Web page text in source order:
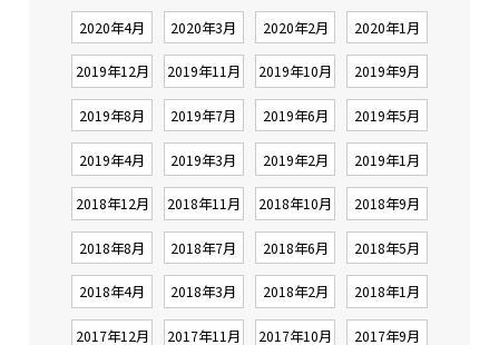
2020年4月 2020年3月 2020年2月 2020年1月
2019年12月 2019年11月 2019年10月 2019年9月
2019年8月 2019年7月 2019年6月 2019年5月
2019年4月 2019年3月 2019年2月 2019年1月
2018年12月 2018年11月 2018年10月 2018年9月
2018年8月 2018年7月 2018年6月 2018年5月
2018年4月 2018年3月 2018年2月 2018年1月
2017年12月 2017年11月 2017年10月 2017年9月